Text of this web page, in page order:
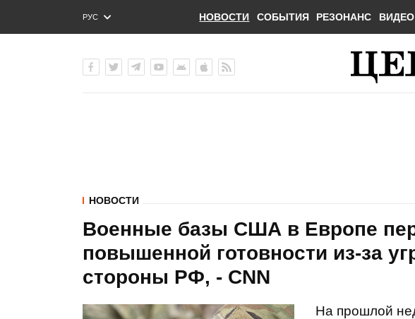
РУС
ENG
НОВОСТИ СОБЫТИЯ РЕЗОНАНС ВИДЕО
НОВОСТИ
Военные базы США в Европе
повышенной готовности из-за
стороны РФ, - CNN
На прошлой